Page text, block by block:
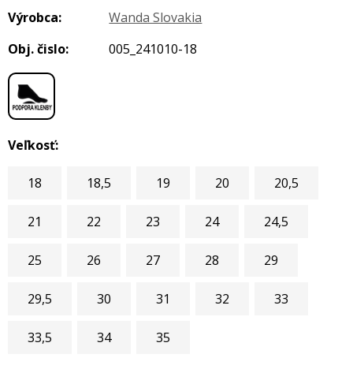
Výrobca:
Wanda Slovakia
Obj. čislo:
005_241010-18
Veľkosť:
18 18,5 19 20 20,5
21 22 23 24 24,5
25 26 27 28 29
29,5 30 31 32 33
33,5 34 35